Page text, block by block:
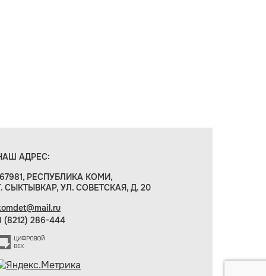
АДРЕС:
РЕСПУБЛИКА КОМИ,
СЫКТЫВКАР, УЛ. СОВЕТСКАЯ, Д. 20
(8212) 286-444